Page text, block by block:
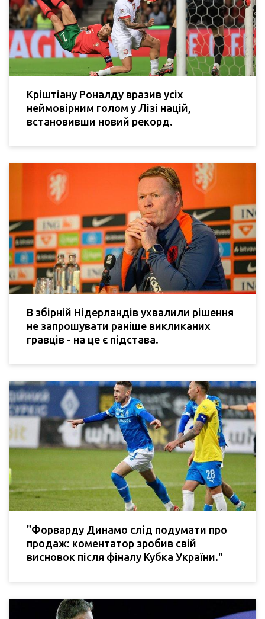
Кріштіану Роналду вразив усіх
неймовірним голом у Лізі націй,
встановивши новий рекорд.
В збірній Нідерландів ухвалили рішення
не запрошувати раніше викликаних
гравців - на це є підстава.
"Форварду Динамо слід подумати про
продаж: коментатор зробив свій
висновок після фіналу Кубка України."